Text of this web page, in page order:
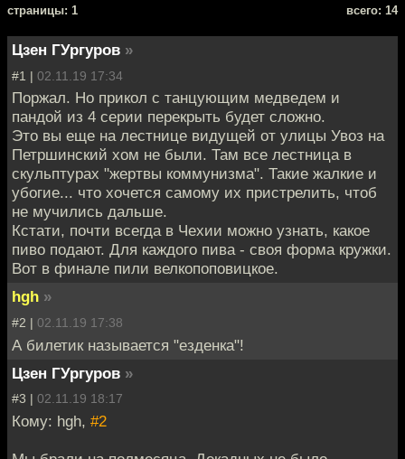
cтраницы: 1 всего: 14
Цзен ГУргуров »
#1 | 02.11.19 17:34
Поржал. Но прикол с танцующим медведем и
пандой из 4 серии перекрыть будет сложно.
Это вы еще на лестнице видущей от улицы Увоз на
Петршинский хом не были. Там все лестница в
скульптурах "жертвы коммунизма". Такие жалкие и
убогие... что хочется самому их пристрелить, чтоб
не мучились дальше.
Кстати, почти всегда в Чехии можно узнать, какое
пиво подают. Для каждого пива - своя форма кружки.
Вот в финале пили велкопоповицкое.
hgh »
#2 | 02.11.19 17:38
А билетик называется "езденка"!
Цзен ГУргуров »
#3 | 02.11.19 18:17
Кому: hgh, #2